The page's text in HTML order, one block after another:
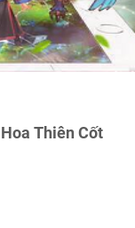
Thiên Cốt